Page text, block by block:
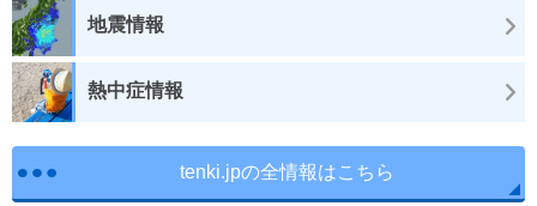
地震情報
熱中症情報
tenki.jpの全情報はこちら